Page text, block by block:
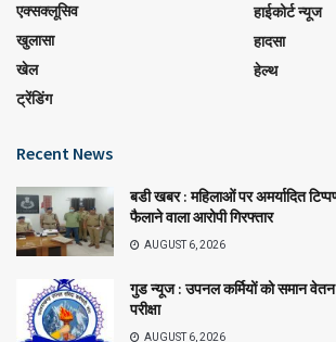
एक्सक्लूसिव
खुलासा
खेल
ट्रेंडिंग
हाईकोर्ट न्यूज
हादसा
हेल्थ
Recent News
बडी खबर : महिलाओं पर अमर्यादित
फैलाने वाला आरोपी गिरफ्तार
AUGUST 6, 2026
गुड न्यूज : उपनल कर्मियों को समान वेतन
परीक्षा
AUGUST 6, 2026